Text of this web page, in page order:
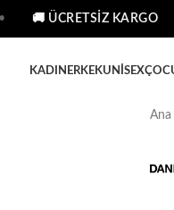
🚚 ÜCRETSİZ KARGO
KADIN ERKEKUNISEX
Ana